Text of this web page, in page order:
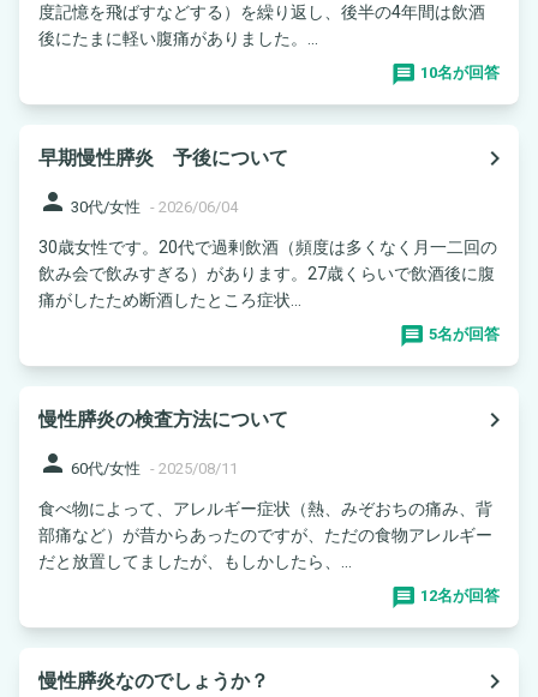
度記憶を飛ばすなどする）を繰り返し、後半の4年間は飲酒
後にたまに軽い腹痛がありました。...
10名が回答
早期慢性膵炎 予後について
navigate_next
person 30代/女性 - 2026/06/04
30歳女性です。20代で過剰飲酒（頻度は多くなく月一二回の
飲み会で飲みすぎる）があります。27歳くらいで飲酒後に腹
痛がしたため断酒したところ症状...
5名が回答
慢性膵炎の検査方法について
navigate_next
person 60代/女性 - 2025/08/11
食べ物によって、アレルギー症状（熱、みぞおちの痛み、背
部痛など）が昔からあったのですが、ただの食物アレルギー
だと放置してましたが、もしかしたら、...
12名が回答
慢性膵炎なのでしょうか？
navigate_next